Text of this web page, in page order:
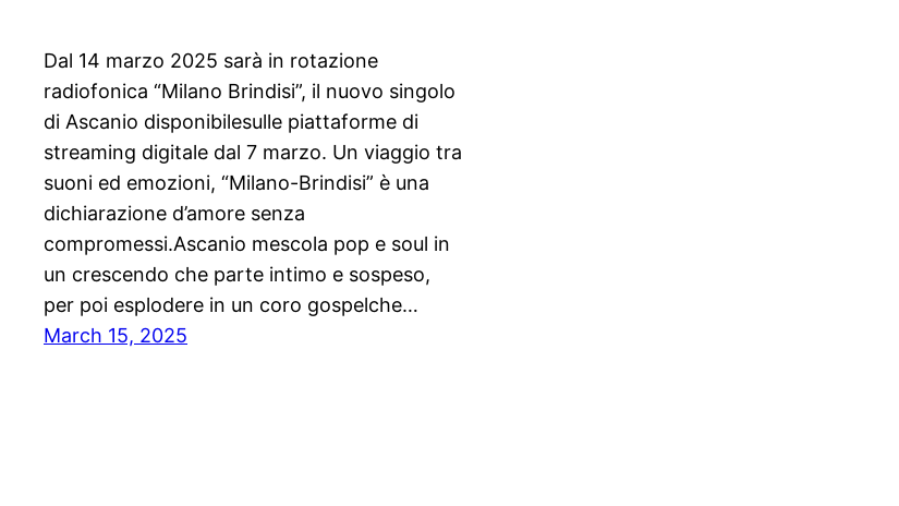
Dal 14 marzo 2025 sarà in rotazione
radiofonica “Milano Brindisi”, il nuovo singolo
di Ascanio disponibilesulle piattaforme di
streaming digitale dal 7 marzo. Un viaggio tra
suoni ed emozioni, “Milano-Brindisi” è una
dichiarazione d’amore senza
compromessi.Ascanio mescola pop e soul in
un crescendo che parte intimo e sospeso,
per poi esplodere in un coro gospelche…
March 15, 2025